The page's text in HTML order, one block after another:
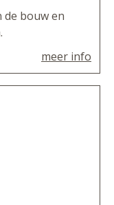
de bouw en
meer info